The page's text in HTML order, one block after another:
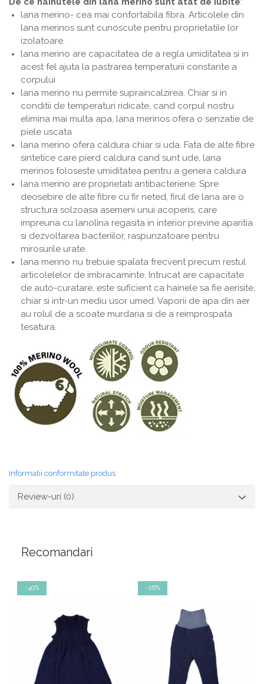
lana merino- cea mai confortabila fibra. Articolele din
lana merinos sunt cunoscute pentru proprietatile lor
izolatoare.
lana merino are capacitatea de a regla umiditatea si in
acest fel ajuta la pastrarea temperaturii constante a
corpului
lana merino nu permite supraincalzirea. Chiar si in
conditii de temperaturi ridicate, cand corpul nostru
elimina mai multa apa, lana merinos ofera o senzatie de
piele uscata
lana merino ofera caldura chiar si uda. Fata de alte fibre
sintetice care pierd caldura cand sunt ude, lana
merinos foloseste umiditatea pentru a genera caldura
lana merino are proprietati antibacteriene. Spre
deosebire de alte fibre cu fir neted, firul de lana are o
structura solzoasa asemeni unui acoperis, care
impreuna cu lanolina regasita in interior previne aparitia
si dezvoltarea bacteriilor, raspunzatoare pentru
mirosurile urate.
lana merino nu trebuie spalata frecvent precum restul
articolelelor de imbracaminte. Intrucat are capacitate
de auto-curatare, este suficient ca hainele sa fie aerisite,
chiar si intr-un mediu usor umed. Vaporii de apa din aer
au rolul de a scoate murdaria si de a reimprospata
tesatura.
Informatii conformitate produs
Review-uri (0)
Recomandari
-40% -26%